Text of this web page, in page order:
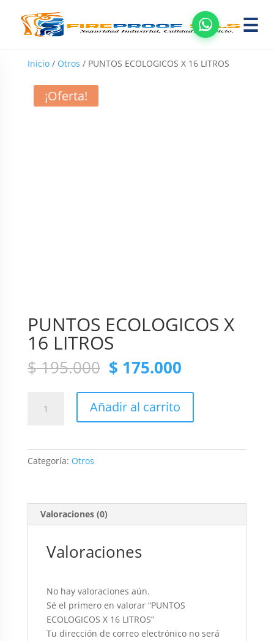
☰
Inicio/ Otros / PUNTOS ECOLOGICOS X 16 LITROS
¡Oferta!
PUNTOS ECOLOGICOS X
16 LITROS
$195.000 Original
price
was:
$ 195.000.
$ 175.000Current
is:
ECOLOGICOS
cantidad
Añadir al carrito
Categoría: Otros
Valoraciones (0)
Valoraciones
No hay valoraciones aún.
Sé el primero en valorar “PUNTOS
ECOLOGICOS X 16 LITROS”
Tu dirección de correo electrónico no será